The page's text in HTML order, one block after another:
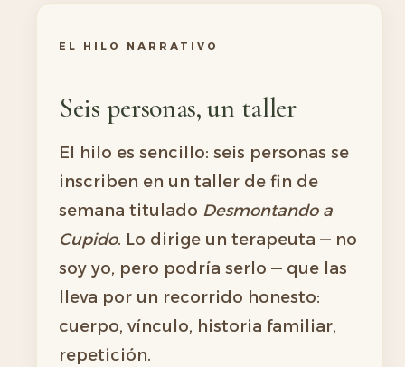
EL HILO NARRATIVO
Seis personas, un taller
El hilo es sencillo: seis personas se
inscriben en un taller de fin de
semana titulado Desmontando a
Cupido. Lo dirige un terapeuta — no
soy yo, pero podría serlo — que las
lleva por un recorrido honesto:
cuerpo, vínculo, historia familiar,
repetición.